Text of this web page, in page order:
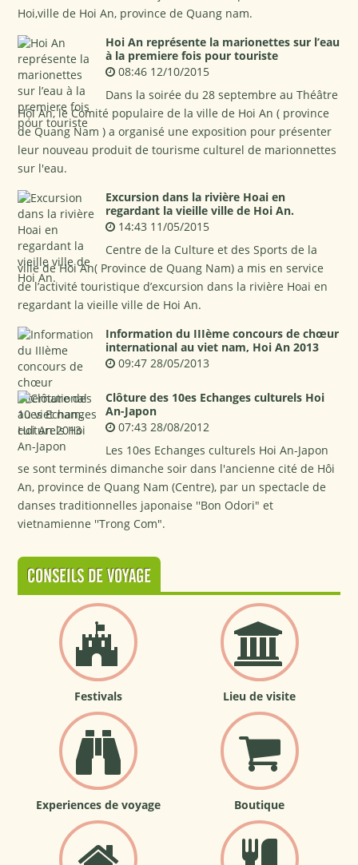
Hoi,ville de Hoi An, province de Quang nam.
Hoi An représente la marionettes sur l’eau
à la premiere fois pour touriste
08:46 12/10/2015
Dans la soirée du 28 septembre au Théâtre
Hội An, le Comité populaire de la ville de Hoi An ( province
de Quang Nam ) a organisé une exposition pour présenter
leur nouveau produit de tourisme culturel de marionnettes
sur l'eau.
Excursion dans la rivière Hoai en
regardant la vieille ville de Hoi An.
14:43 11/05/2015
Centre de la Culture et des Sports de la
ville de Hoi An( Province de Quang Nam) a mis en service
de l’activité touristique d’excursion dans la rivière Hoai en
regardant la vieille ville de Hoi An.
Information du IIIème concours de chœur
international au viet nam, Hoi An 2013
09:47 28/05/2013
Clôture des 10es Echanges culturels Hoi
An-Japon
07:43 28/08/2012
Les 10es Echanges culturels Hoi An-Japon
se sont terminés dimanche soir dans l'ancienne cité de Hôi
An, province de Quang Nam (Centre), par un spectacle de
danses traditionnelles japonaise ''Bon Odori" et
vietnamienne ''Trong Com".
CONSEILS DE VOYAGE
Festivals Lieu de visite
Experiences de voyage Boutique